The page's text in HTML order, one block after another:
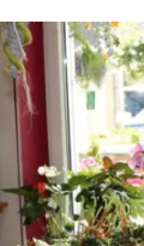
Floristik